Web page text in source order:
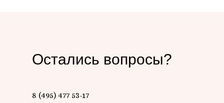
Остались вопросы?
8 (495) 477 53-17